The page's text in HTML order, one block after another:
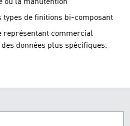
ou la manutention
types de finitions bi-composant
représentant commercial
données plus spécifiques.